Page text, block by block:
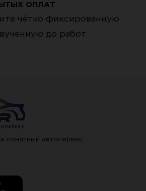
ОПЛАТ
чётко фиксированную
до работ
понятный автосервис